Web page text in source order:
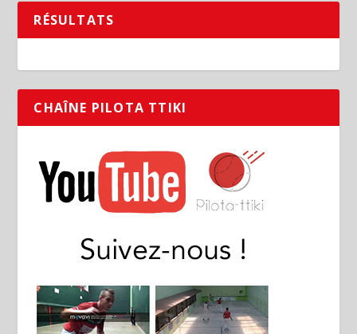
RÉSULTATS
CHAÎNE PILOTA TTIKI